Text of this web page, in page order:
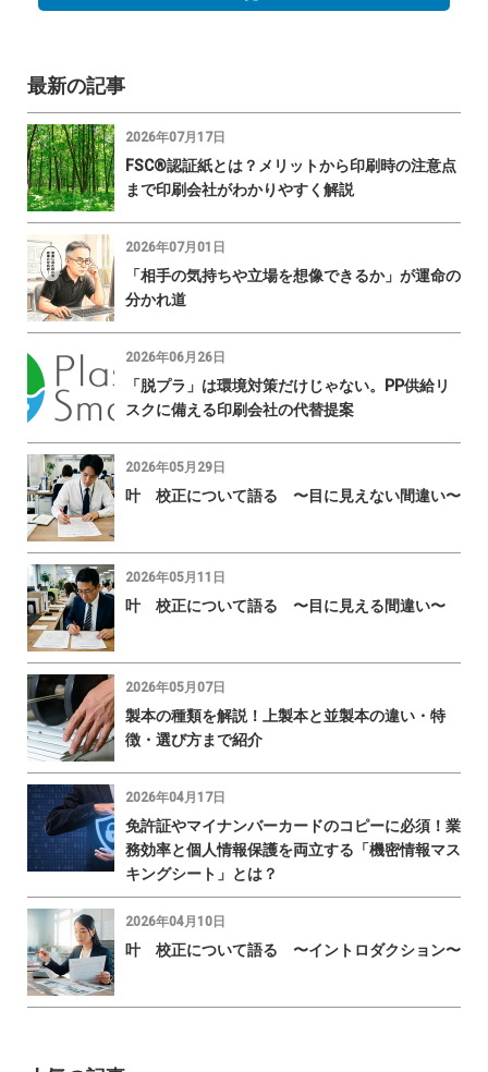
最新の記事
2026年07月17日
FSC®認証紙とは？メリットから印刷時の注意点
まで印刷会社がわかりやすく解説
2026年07月01日
「相手の気持ちや立場を想像できるか」が運命の
分かれ道
2026年06月26日
「脱プラ」は環境対策だけじゃない。PP供給リ
スクに備える印刷会社の代替提案
2026年05月29日
叶 校正について語る 〜目に見えない間違い〜
2026年05月11日
叶 校正について語る 〜目に見える間違い〜
2026年05月07日
製本の種類を解説！上製本と並製本の違い・特
徴・選び方まで紹介
2026年04月17日
免許証やマイナンバーカードのコピーに必須！業
務効率と個人情報保護を両立する「機密情報マス
キングシート」とは？
2026年04月10日
叶 校正について語る 〜イントロダクション〜